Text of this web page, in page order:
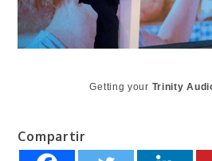
Getting your Trinity
Compartir